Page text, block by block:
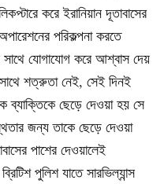
করে ইরানিয়ান দূতাবাসের
পরিকল্পনা করতে
যোগাযোগ করে আশ্বাস দেয়
সাথে শত্রুতা নেই, সেই দিনই
ব্যাক্তিকে ছেড়ে দেওয়া হয় সে
জন্য তাকে ছেড়ে দেওয়া
পাশের দেওয়ালেই
পুলিশ যাতে সারভিল্যান্স